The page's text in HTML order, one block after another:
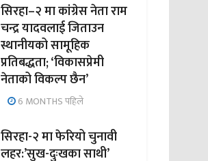
सिरहा–२ मा कांग्रेस नेता राम
चन्द्र यादवलाई जिताउन
स्थानीयको सामूहिक
प्रतिबद्धता; ‘विकासप्रेमी
नेताको विकल्प छैन’
6 MONTHS पहिले
सिरहा-२ मा फेरियो चुनावी
लहर:’सुख-दुःखका साथी’